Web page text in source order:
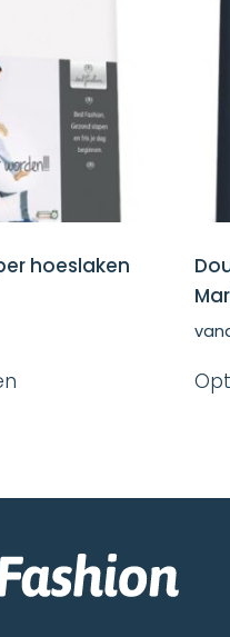
hoeslaken
optie
worden
op
de